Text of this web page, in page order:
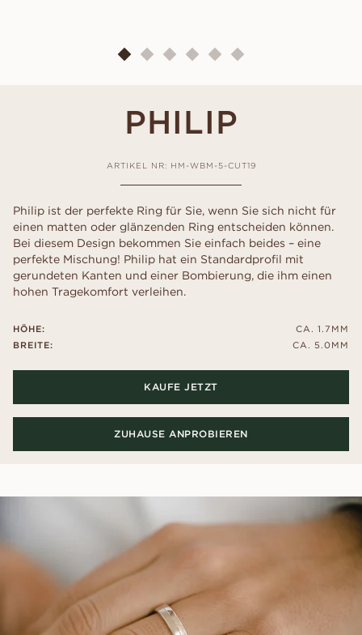
PHILIP
ARTIKEL NR: HM-WBM-5-CUT19
Philip ist der perfekte Ring für Sie, wenn Sie sich nicht für
einen matten oder glänzenden Ring entscheiden können.
Bei diesem Design bekommen Sie einfach beides – eine
perfekte Mischung! Philip hat ein Standardprofil mit
gerundeten Kanten und einer Bombierung, die ihm einen
hohen Tragekomfort verleihen.
HÖHE:
BREITE:
CA. 1.7MM
CA. 5.0MM
KAUFE JETZT
ZUHAUSE ANPROBIEREN